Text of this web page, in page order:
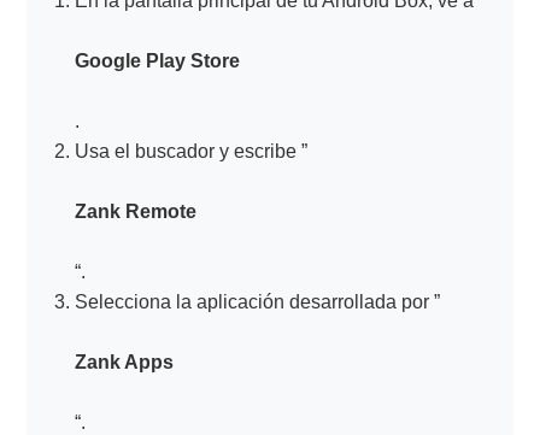
Google Play Store
.
Usa el buscador y escribe ”
Zank Remote
“.
Selecciona la aplicación desarrollada por ”
Zank Apps
“.